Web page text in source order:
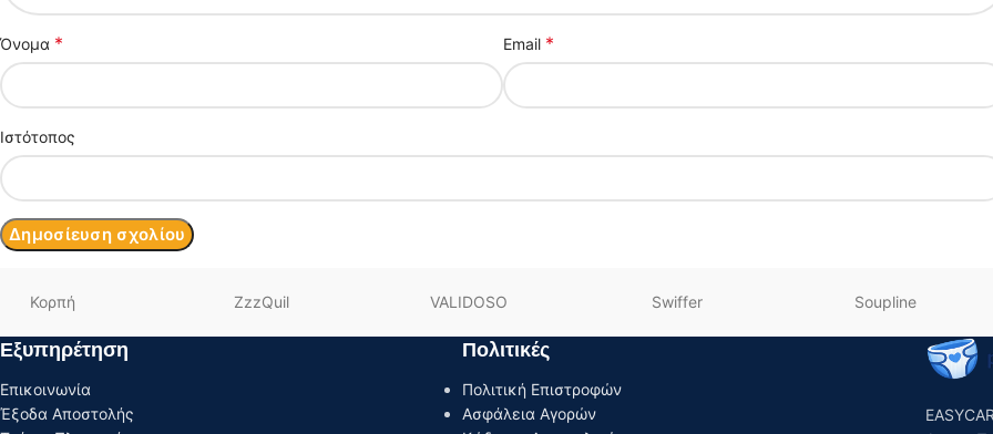
Όνομα * Email *
Ιστότοπος
Κορπή ZzzQuil VALIDOSO Swiffer Soupline
Εξυπηρέτηση
Επικοινωνία
Έξοδα Αποστολής
Πολιτικές
Πολιτική Επιστροφών
Ασφάλεια Αγορών